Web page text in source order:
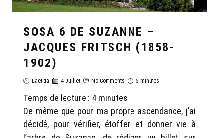
SOSA 6 DE SUZANNE –
JACQUES FRITSCH (1858-
1902)
Laëtitia 4 Juillet No Comments 5 minutes
Temps de lecture : 4 minutes
De même que pour ma propre ascendance, j’ai
décidé, pour vérifier, étoffer et donner vie à